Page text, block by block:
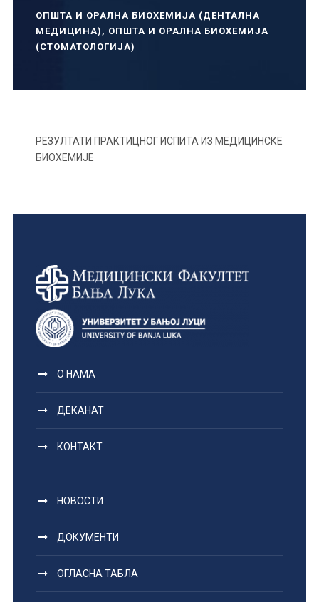
ОПШТА И ОРАЛНА БИОХЕМИЈА (ДЕНТАЛНА
МЕДИЦИНА) , ОПШТА И ОРАЛНА БИОХЕМИЈА
(СТОМАТОЛОГИЈА)
РЕЗУЛТАТИ ПРАКТИЦНОГ ИСПИТА ИЗ МЕДИЦИНСКЕ
БИОХЕМИЈЕ
О НАМА
ДЕКАНАТ
КОНТАКТ
НОВОСТИ
ДОКУМЕНТИ
ОГЛАСНА ТАБЛА